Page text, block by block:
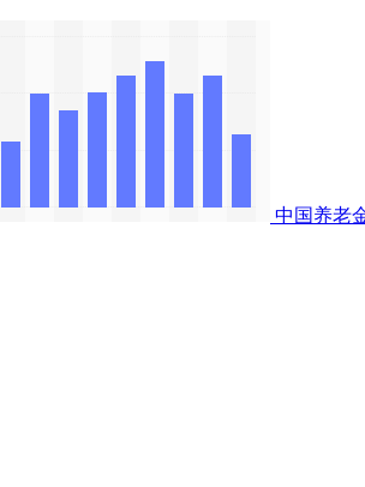
中国养老